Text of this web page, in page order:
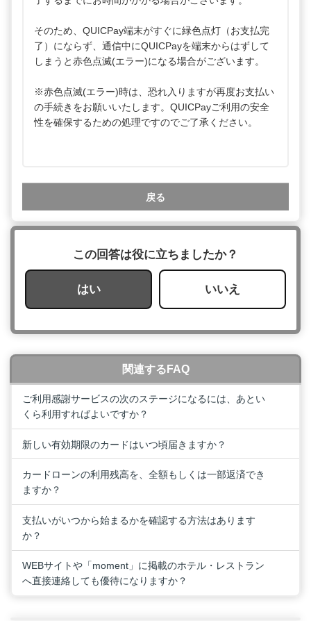
そのため、QUICPay端末がすぐに緑色点灯（お支払完
了）にならず、通信中にQUICPayを端末からはずして
しまうと赤色点滅(エラー)になる場合がございます。
※赤色点滅(エラー)時は、恐れ入りますが再度お支払い
の手続きをお願いいたします。QUICPayご利用の安全
性を確保するための処理ですのでご了承ください。
戻る
この回答は役に立ちましたか？
はい いいえ
関連するFAQ
ご利用感謝サービスの次のステージになるには、あとい
くら利用すればよいですか？
新しい有効期限のカードはいつ頃届きますか？
カードローンの利用残高を、全額もしくは一部返済でき
ますか？
支払いがいつから始まるかを確認する方法はあります
か？
WEBサイトや「moment」に掲載のホテル・レストラン
へ直接連絡しても優待になりますか？